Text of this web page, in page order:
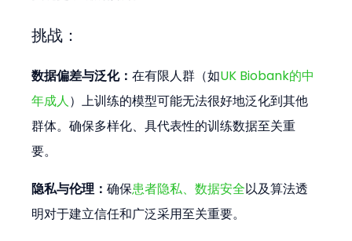
挑战：
数据偏差与泛化：在有限人群（如UK Biobank的中
年成人）上训练的模型可能无法很好地泛化到其他
群体。确保多样化、具代表性的训练数据至关重
要。
隐私与伦理：确保患者隐私、数据安全以及算法透
明对于建立信任和广泛采用至关重要。